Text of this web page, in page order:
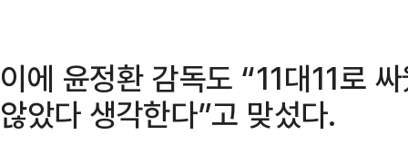
이에 윤정환 감독도 “11대11로
않았다 생각한다”고 맞섰다.